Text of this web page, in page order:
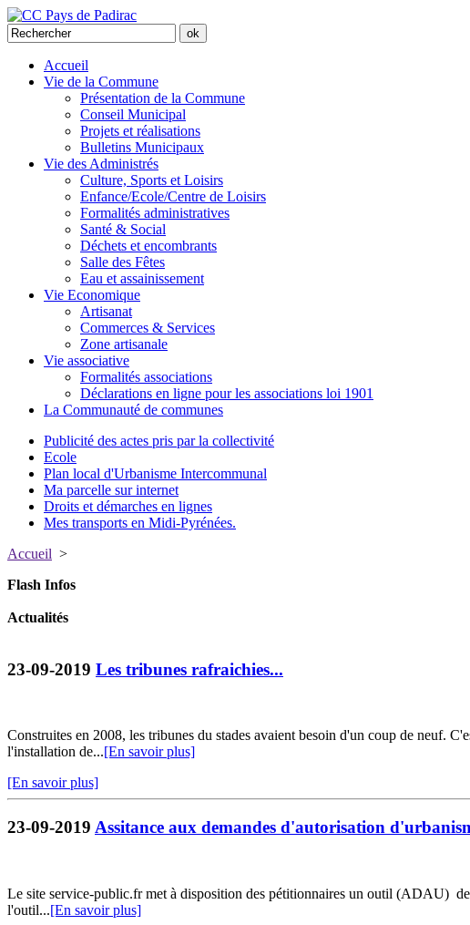
Accueil
Vie de la Commune
Présentation de la Commune
Conseil Municipal
Projets et réalisations
Bulletins Municipaux
Vie des Administrés
Culture, Sports et Loisirs
Enfance/Ecole/Centre de Loisirs
Formalités administratives
Santé & Social
Déchets et encombrants
Salle des Fêtes
Eau et assainissement
Vie Economique
Artisanat
Commerces & Services
Zone artisanale
Vie associative
Formalités associations
Déclarations en ligne pour les associations loi 1901
La Communauté de communes
Publicité des actes pris par la collectivité
Ecole
Plan local d'Urbanisme Intercommunal
Ma parcelle sur internet
Droits et démarches en lignes
Mes transports en Midi-Pyrénées.
Accueil >
Flash Infos
Actualités
23-09-2019 Les tribunes rafraichies...
Construites en 2008, les tribunes du stades avaient besoin d'un coup de neuf.
l'installation de...[En savoir plus]
[En savoir plus]
23-09-2019 Assitance aux demandes d'autorisation
Le site service-public.fr met à disposition des pétitionnaires un outil (ADAU)
l'outil...[En savoir plus]